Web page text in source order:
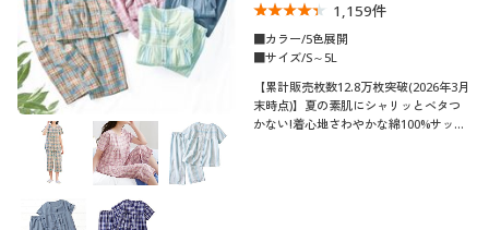
カーテン・ラグ・ファブリック
制服・学生服
ジュニア・ティーンズ下着
大きいサイズ通販すべて
大きいサイズ レディース服
大きいサイズ レディース下着
大きいサイズ メンズ
バーゲン
バーゲンセール
シークレットセール
詳細検索
商品カテゴリ一覧
カタログ
口コミ
(4〜4.9)
(3〜3.9)
レディースサ
イズ
S M
メンズサイズ
S
1,159件
■カラー/5色展開
■サイズ/S～5L
【累計販売枚数12.8万枚突破(2026年3月
末時点)】夏の素肌にシャリッとベタつ
かない!着心地さわやかな綿100%サッカ